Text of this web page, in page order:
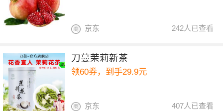
242人已查看
京东
刀蔓茉莉新茶
领60券，到手29.9元
407人已查看
京东